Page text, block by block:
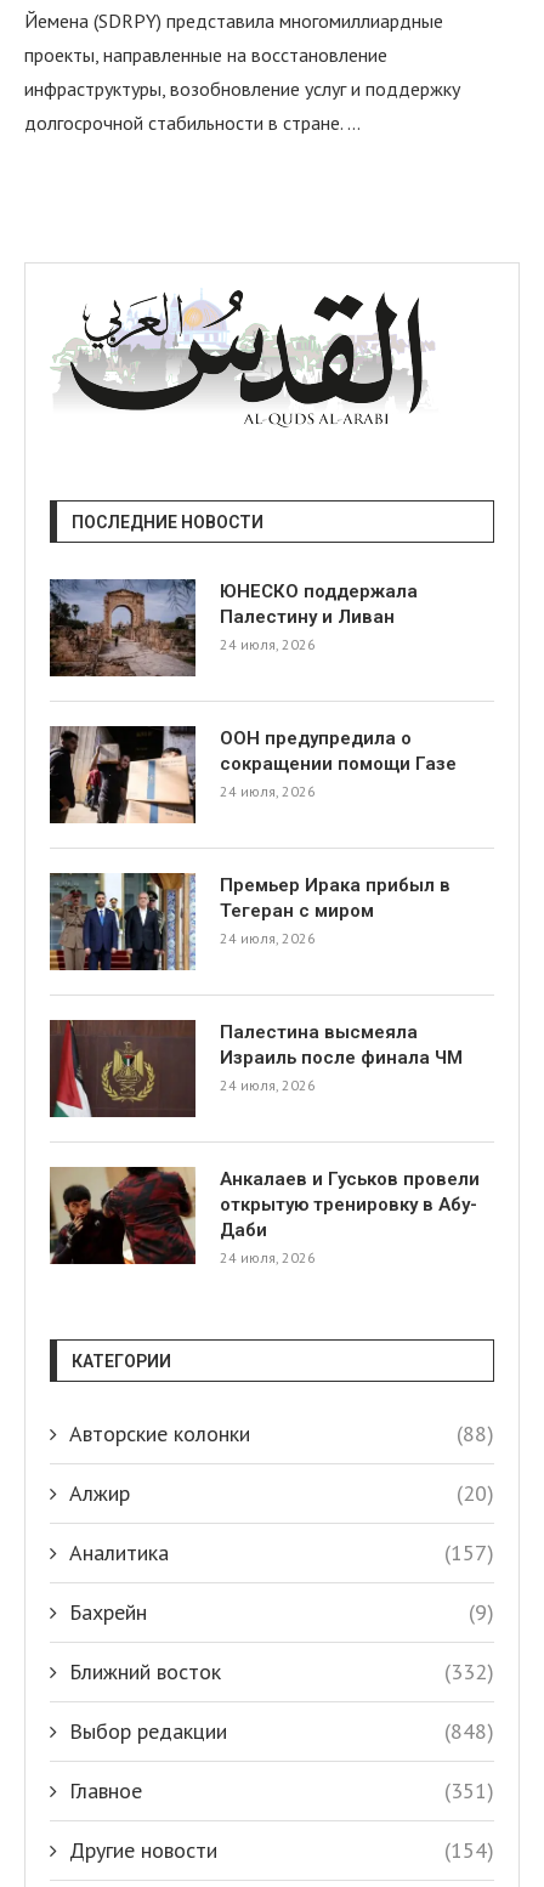
Йемена (SDRPY) представила многомиллиардные
проекты, направленные на восстановление
инфраструктуры, возобновление услуг и поддержку
долгосрочной стабильности в стране. …
ПОСЛЕДНИЕ НОВОСТИ
ЮНЕСКО поддержала
Палестину и Ливан
24 июля, 2026
ООН предупредила о
сокращении помощи Газе
24 июля, 2026
Премьер Ирака прибыл в
Тегеран с миром
24 июля, 2026
Палестина высмеяла
Израиль после финала ЧМ
24 июля, 2026
Анкалаев и Гуськов провели
открытую тренировку в Абу-
Даби
24 июля, 2026
КАТЕГОРИИ
Авторские колонки (88)
Алжир (20)
Аналитика (157)
Бахрейн (9)
Ближний восток (332)
Выбор редакции (848)
Главное (351)
Другие новости (154)